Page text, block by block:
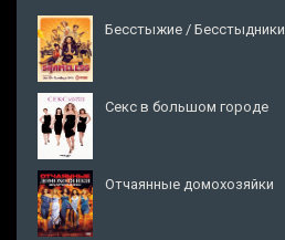
Бесстыжие / Бесстыдники
Секс в большом городе
Отчаянные домохозяйки